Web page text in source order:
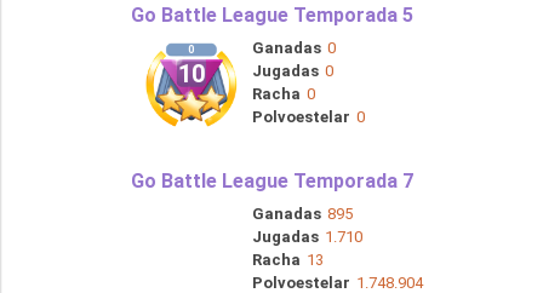
Go Battle League Temporada 5
0
10
Ganadas 0
Jugadas 0
Racha 0
Polvoestelar 0
Go Battle League Temporada 7
Ganadas 895
Jugadas 1.710
Racha 13
Polvoestelar 1.748.904